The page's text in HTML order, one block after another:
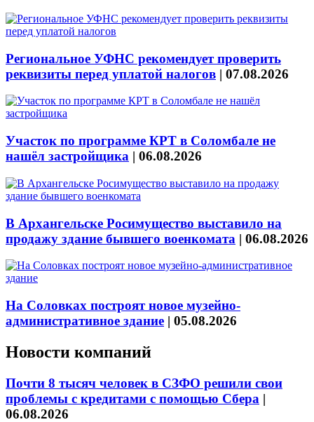
Региональное УФНС рекомендует проверить
реквизиты перед уплатой налогов | 07.08.2026
Участок по программе КРТ в Соломбале не
нашёл застройщика | 06.08.2026
В Архангельске Росимущество выставило на
продажу здание бывшего военкомата | 06.08.2026
На Соловках построят новое музейно-
административное здание | 05.08.2026
Новости компаний
Почти 8 тысяч человек в СЗФО решили свои
проблемы с кредитами с помощью Сбера |
06.08.2026